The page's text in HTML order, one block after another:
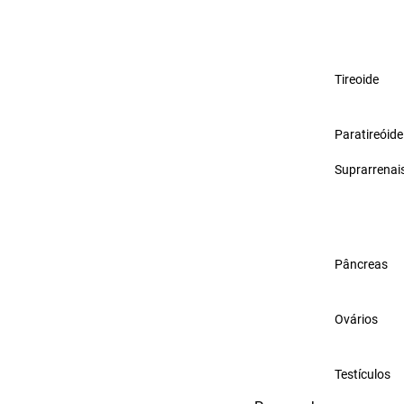
Tireoide
Paratireóide
Pâncreas
Ovários
Testículos